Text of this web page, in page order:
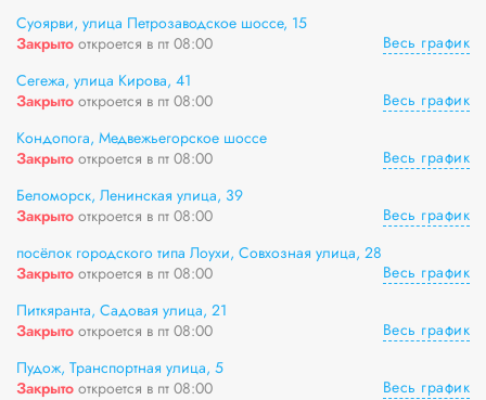
Суоярви, улица Петрозаводское шоссе, 15
Закрыто откроется в пт 08:00
Весь график
Сегежа, улица Кирова, 41
Закрыто откроется в пт 08:00
Весь график
Кондопога, Медвежьегорское шоссе
Закрыто откроется в пт 08:00
Весь график
Беломорск, Ленинская улица, 39
Закрыто откроется в пт 08:00
Весь график
посёлок городского типа Лоухи, Совхозная улица, 28
Закрыто откроется в пт 08:00
Весь график
Питкяранта, Садовая улица, 21
Закрыто откроется в пт 08:00
Весь график
Пудож, Транспортная улица, 5
Закрыто откроется в пт 08:00
Весь график